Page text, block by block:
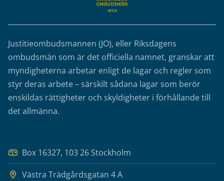
Justitieombudsmannen (JO), eller Riksdagens
ombudsmän som är det officiella namnet, granskar att
myndigheterna arbetar enligt de lagar och regler som
styr deras arbete – särskilt sådana lagar som berör
enskildas rättigheter och skyldigheter i förhållande till
det allmänna.
Box 16327, 103 26 Stockholm
Västra Trädgårdsgatan 4 A